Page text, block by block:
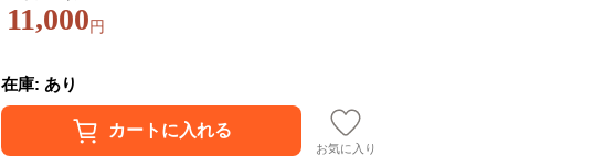
11,000 円
在庫: あり
お気に入り